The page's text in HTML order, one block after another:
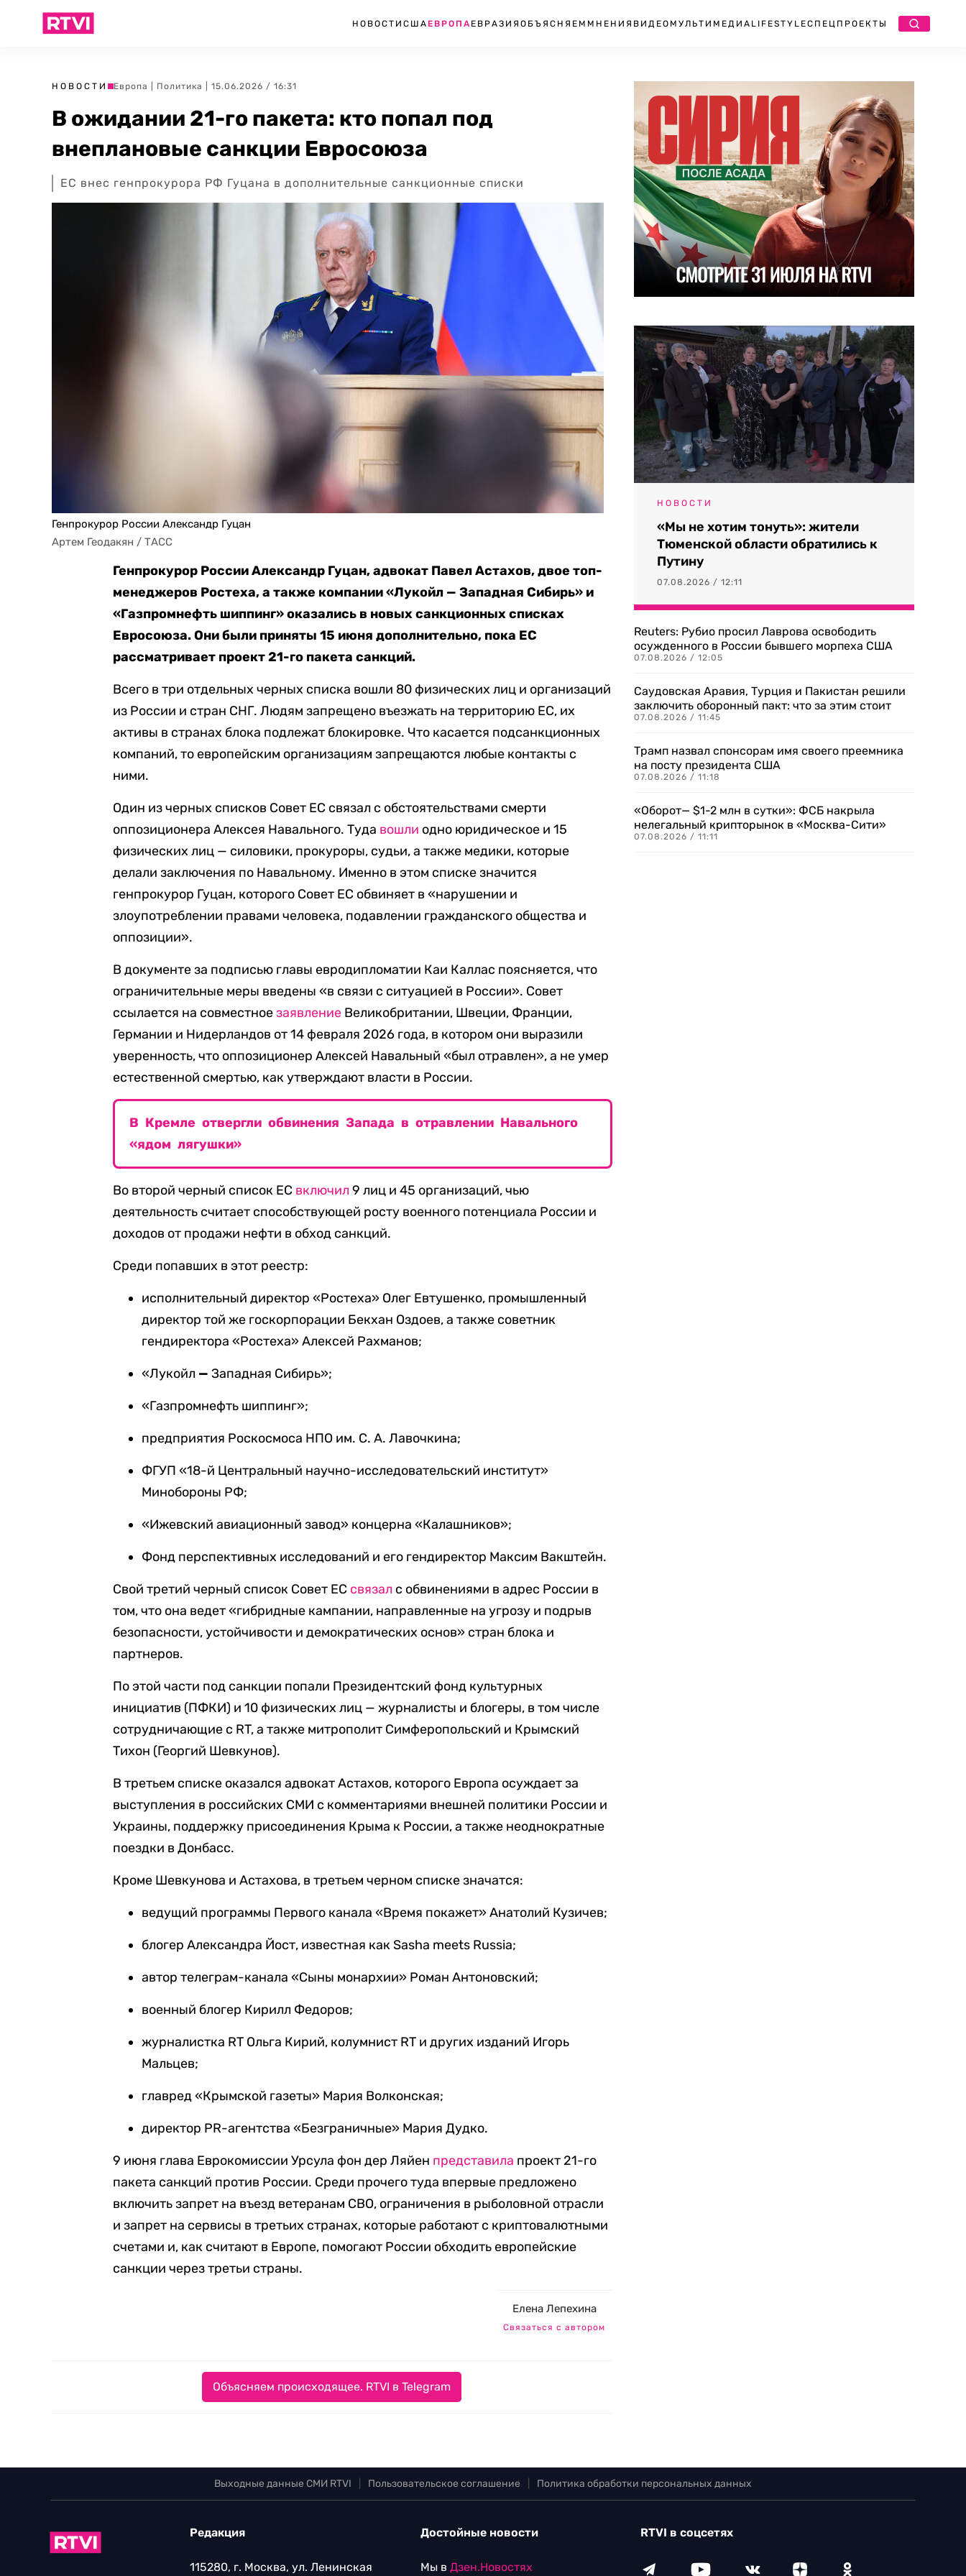
НОВОСТИ США ЕВРОПА ЕВРАЗИЯ ОБЪЯСНЯЕМ МНЕНИЯ ВИДЕО МУЛЬТИМЕДИА LIFESTYLEСПЕЦПРОЕКТЫ
НОВОСТИ Европа Политика | 15.06.2026 / 16:31
В ожидании 21-го пакета: кто попал под
внеплановые санкции Евросоюза
ЕС внес генпрокурора РФ Гуцана в дополнительные санкционные списки
Генпрокурор России Александр Гуцан
Артем Геодакян / ТАСС
Генпрокурор России Александр Гуцан, адвокат Павел Астахов, двое топ-
менеджеров Ростеха, а также компании «Лукойл — Западная Сибирь» и
«Газпромнефть шиппинг» оказались в новых санкционных списках
Евросоюза. Они были приняты 15 июня дополнительно, пока ЕС
рассматривает проект 21-го пакета санкций.
Всего в три отдельных черных списка вошли 80 физических лиц и организаций
из России и стран СНГ. Людям запрещено въезжать на территорию ЕС, их
активы в странах блока подлежат блокировке. Что касается подсанкционных
компаний, то европейским организациям запрещаются любые контакты с
ними.
Один из черных списков Совет ЕС связал с обстоятельствами смерти
оппозиционера Алексея Навального. Туда вошли одно юридическое и 15
физических лиц — силовики, прокуроры, судьи, а также медики, которые
делали заключения по Навальному. Именно в этом списке значится
генпрокурор Гуцан, которого Совет ЕС обвиняет в «нарушении и
злоупотреблении правами человека, подавлении гражданского общества и
оппозиции».
В документе за подписью главы евродипломатии Каи Каллас поясняется, что
ограничительные меры введены «в связи с ситуацией в России». Совет
ссылается на совместноезаявление Великобритании, Швеции, Франции,
Германии и Нидерландов от 14 февраля 2026 года, в котором они выразили
уверенность, что оппозиционер Алексей Навальный «был отравлен», а не умер
естественной смертью, как утверждают власти в России.
В Кремле отвергли обвинения Запада в отравлении Навального
«ядом лягушки»
Во второй черный список ЕС включил 9 лиц и 45 организаций, чью
деятельность считает способствующей росту военного потенциала России и
доходов от продажи нефти в обход санкций.
Среди попавших в этот реестр:
исполнительный директор «Ростеха» Олег Евтушенко, промышленный
директор той же госкорпорации Бекхан Оздоев, а также советник
гендиректора «Ростеха» Алексей Рахманов;
«Лукойл —Западная Сибирь»;
«Газпромнефть шиппинг»;
предприятия Роскосмоса НПО им. С. А. Лавочкина;
ФГУП «18-й Центральный научно-исследовательский институт»
Минобороны РФ;
«Ижевский авиационный завод» концерна «Калашников»;
Фонд перспективных исследований и его гендиректор Максим Вакштейн.
Свой третий черный список Совет ЕС связал с обвинениями в адрес России в
том, что она ведет «гибридные кампании, направленные на угрозу и подрыв
безопасности, устойчивости и демократических основ» стран блока и
партнеров.
По этой части под санкции попали Президентский фонд культурных
инициатив (ПФКИ) и 10 физических лиц — журналисты и блогеры, в том числе
сотрудничающие с RT, а также митрополит Симферопольский и Крымский
Тихон (Георгий Шевкунов).
В третьем списке оказался адвокат Астахов, которого Европа осуждает за
выступления в российских СМИ с комментариями внешней политики России и
Украины, поддержку присоединения Крыма к России, а также неоднократные
поездки в Донбасс.
Кроме Шевкунова и Астахова, в третьем черном списке значатся:
ведущий программы Первого канала «Время покажет» Анатолий Кузичев;
блогер Александра Йост, известная как Sasha meets Russia;
автор телеграм-канала «Сыны монархии» Роман Антоновский;
военный блогер Кирилл Федоров;
журналистка RT Ольга Кирий, колумнист RT и других изданий Игорь
Мальцев;
главред «Крымской газеты» Мария Волконская;
директор PR-агентства «Безграничные» Мария Дудко.
9 июня глава Еврокомиссии Урсула фон дер Ляйен представила проект 21-го
пакета санкций против России. Среди прочего туда впервые предложено
включить запрет на въезд ветеранам СВО, ограничения в рыболовной отрасли
и запрет на сервисы в третьих странах, которые работают с криптовалютными
счетами и, как считают в Европе, помогают России обходить европейские
санкции через третьи страны.
Елена Лепехина
Связаться с автором
Объясняем происходящее. RTVI в Telegram
НОВОСТИ
«Мы не хотим тонуть»: жители
Тюменской области обратились к
Путину
07.08.2026 / 12:11
Reuters: Рубио просил Лаврова освободить
осужденного в России бывшего морпеха США
07.08.2026 / 12:05
Саудовская Аравия, Турция и Пакистан решили
заключить оборонный пакт: что за этим стоит
07.08.2026 / 11:45
Трамп назвал спонсорам имя своего преемника
на посту президента США
07.08.2026 / 11:18
«Оборот— $1-2 млн в сутки»: ФСБ накрыла
нелегальный крипторынок в «Москва-Сити»
07.08.2026 / 11:11
Выходные данные СМИ RTVI Пользовательское соглашение Политика обработки персональных данных
Редакция
115280, г. Москва, ул. Ленинская
Достойные новости
Мы в Дзен.Новостях
RTVI в соцсетях